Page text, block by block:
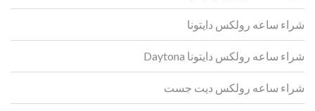
شراء ساعه رولكس دايتونا
شراء ساعه رولكس دايتونا Daytona
شراء ساعه رولكس ديت جست